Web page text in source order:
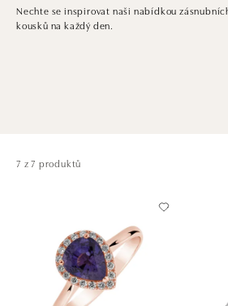
Nechte se inspirovat naši nabídkou
kousků na každý den.
7 z 7 produktů